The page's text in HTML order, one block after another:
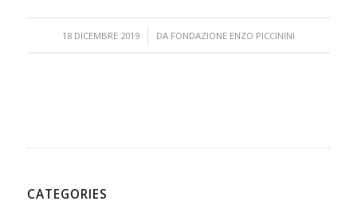
18 DICEMBRE 2019
/ DA FONDAZIONE ENZO PICCININI
CATEGORIES